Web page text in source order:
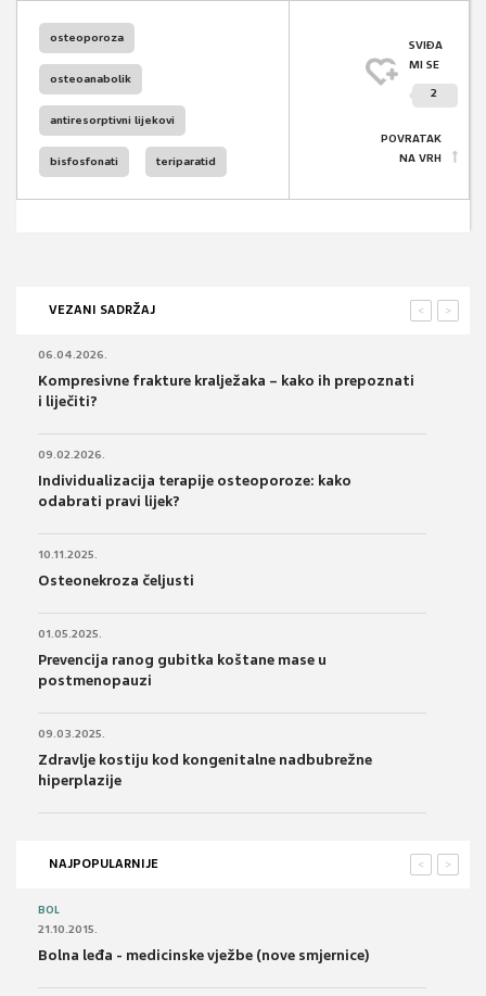
osteoporoza
osteoanabolik
antiresorptivni lijekovi
bisfosfonati teriparatid
SVIĐA
MI SE
2
POVRATAK
NA VRH
VEZANI SADRŽAJ >
<
06.04.2026.
Kompresivne frakture kralježaka – kako ih prepoznati
i liječiti?
09.02.2026.
Individualizacija terapije osteoporoze: kako
odabrati pravi lijek?
10.11.2025.
Osteonekroza čeljusti
01.05.2025.
Prevencija ranog gubitka koštane mase u
postmenopauzi
09.03.2025.
Zdravlje kostiju kod kongenitalne nadbubrežne
hiperplazije
NAJPOPULARNIJE >
<
BOL
21.10.2015.
Bolna leđa - medicinske vježbe (nove smjernice)